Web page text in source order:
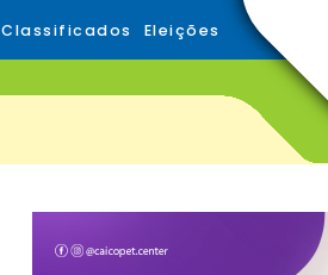
Classificados Eleições